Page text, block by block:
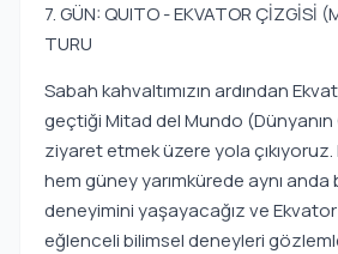
7. GÜN: QUITO - EKVATOR ÇİZGİSİ
TURU
Sabah kahvaltımızın ardından
geçtiği Mitad del Mundo (Dünyanın
ziyaret etmek üzere yola
hem güney yarımkürede aynı anda
deneyimini yaşayacağız ve
eğlenceli bilimsel deneyleri